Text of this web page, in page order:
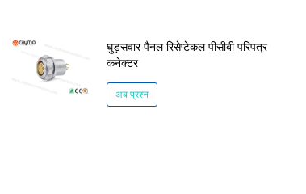
घुड़सवार पैनल रिसेप्टेकल पीसीबी परिपत्र
कनेक्टर
अब प्रश्न